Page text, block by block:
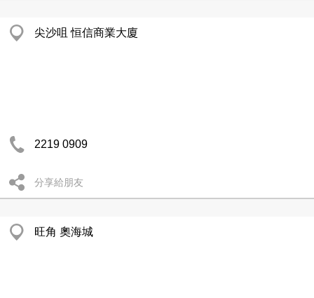
尖沙咀 恒信商業大廈
2219 0909
分享給朋友
旺角 奧海城